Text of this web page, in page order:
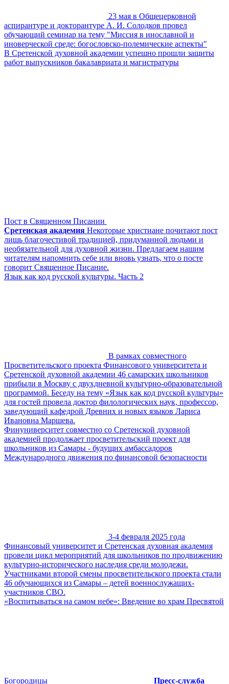
23 мая в Общецерковной
аспирантуре и докторантуре А. И. Солодков провел
обучающий семинар на тему "Миссия в инославной и
иноверческой среде: богословско-полемические аспекты"
В Сретенской духовной академии успешно прошли защиты
работ выпускников бакалавриата и магистратуры
Пост в Священном Писании
Сретенская академия Некоторые христиане почитают пост
лишь благочестивой традицией, придуманной людьми и
необязательной для духовной жизни. Предлагаем нашим
читателям напомнить себе или вновь узнать, что о посте
говорит Священное Писание.
Язык как код русской культуры. Часть 2
В рамках совместного
Просветительского проекта Финансового университета и
Сретенской духовной академии 46 самарских школьников
прибыли в Москву с двухдневной культурно-образовательной
программой. Беседу на тему «Язык как код русской культуры»
для гостей провела доктор филологических наук, профессор,
заведующий кафедрой Древних и новых языков Лариса
Ивановна Маршева.
Финуниверситет совместно со Сретенской духовной
академией продолжает просветительский проект для
школьников из Самары - будущих амбассадоров
Международного движения по финансовой безопасности
3-4 февраля 2025 года
Финансовый университет и Сретенская духовная академия
провели цикл мероприятий для школьников по продвижению
культурно-исторического наследия среди молодежи.
Участниками второй смены просветительского проекта стали
46 обучающихся из Самары – детей военнослужащих-
участников СВО.
«Воспитываться на самом небе»: Введение во храм Пресвятой
Богородицы
Пресс-служба